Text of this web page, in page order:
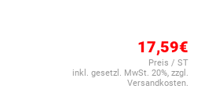
17,59€
Preis / ST
inkl. gesetzl. MwSt. 20%, zzgl.
Versandkosten.